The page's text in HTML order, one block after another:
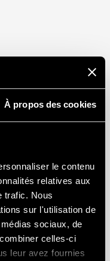
À propos des cookies
le contenu
relatives aux
trafic. Nous
sur l'utilisation de
sociaux, de
celles-ci
leur avez fournies